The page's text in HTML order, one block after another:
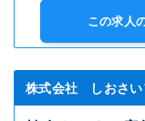
この求人
株式会社 しおさい